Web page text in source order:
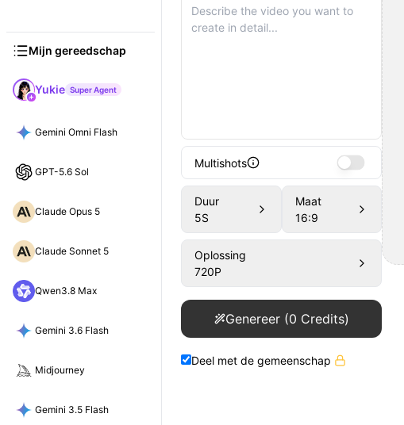
Mijn gereedschap
Yukie Super Agent
Gemini Omni Flash
GPT-5.6 Sol
Claude Opus 5
Claude Sonnet 5
Qwen3.8 Max
Gemini 3.6 Flash
Midjourney
Gemini 3.5 Flash
Multishots
Duur
5S
Maat
16:9
Oplossing
720P
Genereer(0 Credits)
Deel met de gemeenschap